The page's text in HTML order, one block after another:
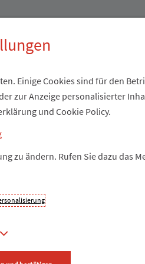
Women
240 G
PZN: 6004536
Einige Cookies sind für den
zur Anzeige personalisierter
und Cookie Policy.
zu ändern. Rufen Sie dazu das